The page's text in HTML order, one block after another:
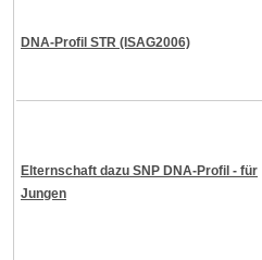
DNA-Profil STR (ISAG2006)
Elternschaft dazu SNP DNA-Profil - für
Jungen